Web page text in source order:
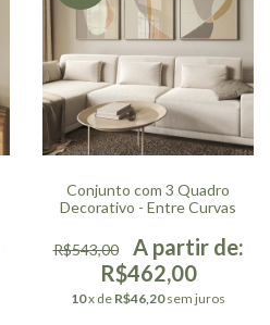
Conjunto com 3 Quadro
Decorativo - Entre Curvas
R$543,00
R$462,00
10x de R$46,20 sem juros